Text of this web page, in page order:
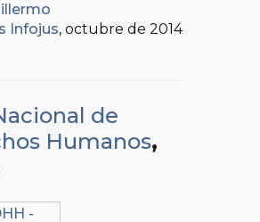
Infojus, octubre de 2014
de
Humanos,